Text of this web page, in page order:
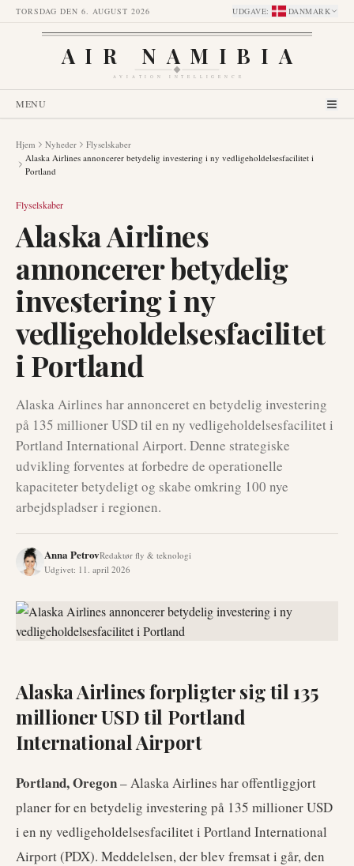
TORSDAG DEN 6. AUGUST 2026 UDGAVE: DANMARK
AIR NAMIBIA
AVIATION INTELLIGENCE
MENU
Hjem Nyheder
Flyselskaber
Alaska Airlines annoncerer betydelig investering i ny vedligeholdelsesfacilitet i
Portland
Flyselskaber
Alaska Airlines
annoncerer betydelig
investering i ny
vedligeholdelsesfacilitet
i Portland
Alaska Airlines har annonceret en betydelig investering
på 135 millioner USD til en ny vedligeholdelsesfacilitet i
Portland International Airport. Denne strategiske
udvikling forventes at forbedre de operationelle
kapaciteter betydeligt og skabe omkring 100 nye
arbejdspladser i regionen.
Anna PetrovRedaktør fly & teknologi
Udgivet: 11. april 2026
Alaska Airlines forpligter sig til 135
millioner USD til Portland
International Airport
Portland, Oregon– Alaska Airlines har offentliggjort
planer for en betydelig investering på 135 millioner USD
i en ny vedligeholdelsesfacilitet i Portland International
Airport (PDX). Meddelelsen, der blev fremsat i går, den